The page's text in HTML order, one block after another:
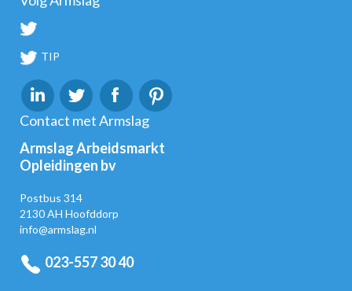
TIP
Contact met Armslag
Armslag Arbeidsmarkt
Opleidingen bv
Postbus 314
2130 AH Hoofddorp
info@armslag.nl
023-557 30 40